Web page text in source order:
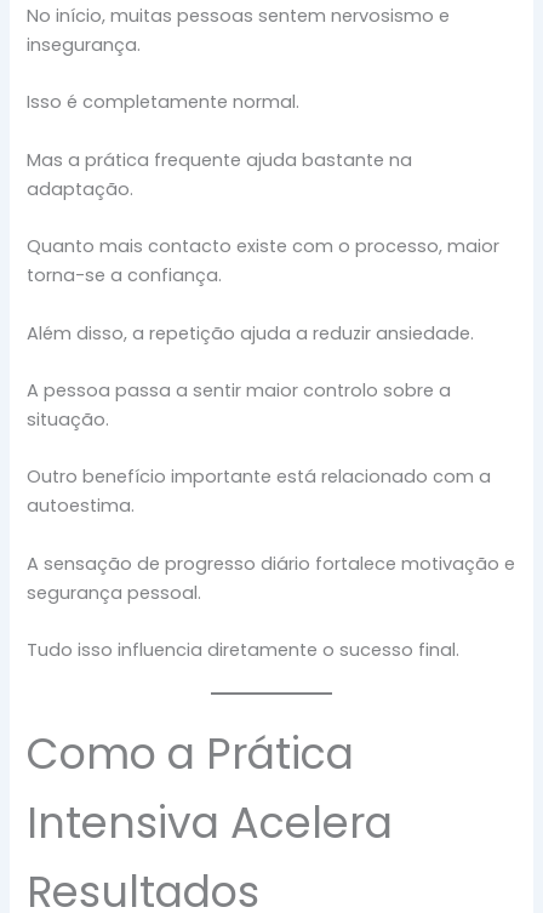
No início, muitas pessoas sentem nervosismo e
insegurança.
Isso é completamente normal.
Mas a prática frequente ajuda bastante na
adaptação.
Quanto mais contacto existe com o processo, maior
torna-se a confiança.
Além disso, a repetição ajuda a reduzir ansiedade.
A pessoa passa a sentir maior controlo sobre a
situação.
Outro benefício importante está relacionado com a
autoestima.
A sensação de progresso diário fortalece motivação e
segurança pessoal.
Tudo isso influencia diretamente o sucesso final.
Como a Prática
Intensiva Acelera
Resultados